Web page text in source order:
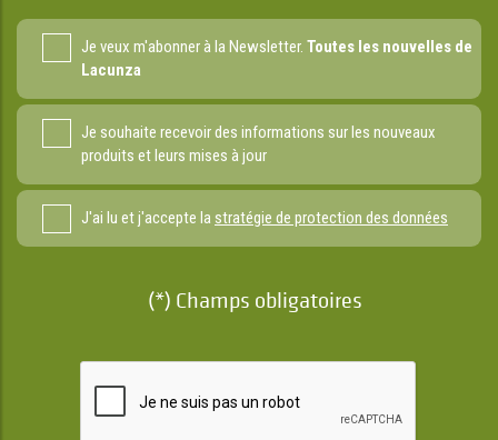
Je veux m'abonner à la Newsletter. Toutes les nouvelles de
Lacunza
Je souhaite recevoir des informations sur les nouveaux
produits et leurs mises à jour
J'ai lu et j'accepte lastratégie de protection des données
(*) Champs obligatoires